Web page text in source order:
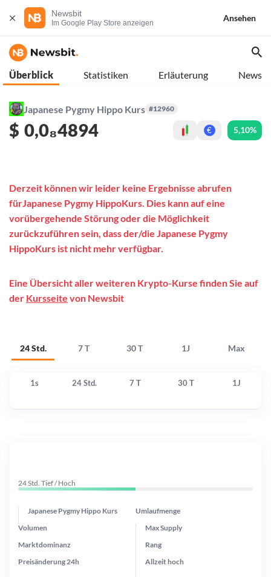
Newsbit
Im Google Play Store anzeigen
Ansehen
Überblick Statistiken Erläuterung News
Japanese Pygmy Hippo Kurs #12960
$ 0,0₈4894 € 5,10%
24 Std. 7 T 30 T 1J Max
Derzeit können wir leider keine Ergebnisse abrufen
fürJapanese Pygmy HippoKurs. Dies kann auf eine
vorübergehende Störung oder die Möglichkeit
zurückzuführen sein, dass der/die Japanese Pygmy
HippoKurs ist nicht mehr verfügbar.
Eine Übersicht aller weiteren Krypto-Kurse finden Sie auf
der Kursseite von Newsbit
1s 24 Std. 7 T 30 T 1J
24 Std. Tief / Hoch
Japanese Pygmy Hippo Kurs Umlaufmenge
Preisänderung 24h
Max Supply
Marktdominanz
Volumen
Rang
Allzeithoch